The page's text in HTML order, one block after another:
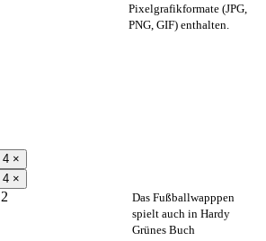
Pixelgrafikformate (JPG,
PNG, GIF) enthalten.
×
×
Das Fußballwapppen
spielt auch in Hardy
Grünes Buch